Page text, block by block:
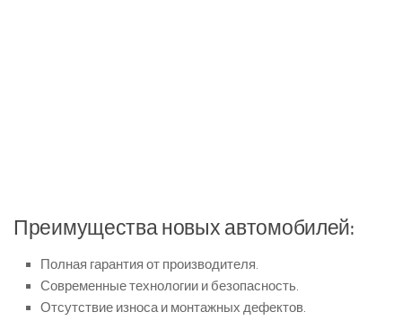
Преимущества новых автомобилей:
Полная гарантия от производителя.
Современные технологии и безопасность.
Отсутствие износа и монтажных дефектов.